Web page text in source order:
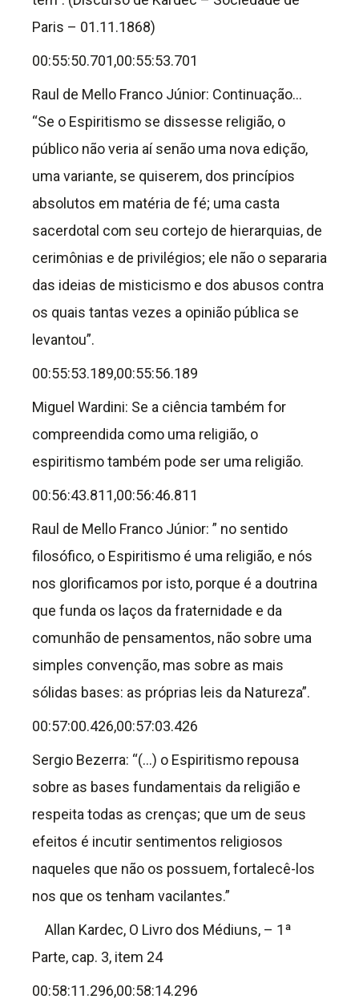
Paris – 01.11.1868)
00:55:50.701,00:55:53.701
Raul de Mello Franco Júnior: Continuação…
“Se o Espiritismo se dissesse religião, o
público não veria aí senão uma nova edição,
uma variante, se quiserem, dos princípios
absolutos em matéria de fé; uma casta
sacerdotal com seu cortejo de hierarquias, de
cerimônias e de privilégios; ele não o separaria
das ideias de misticismo e dos abusos contra
os quais tantas vezes a opinião pública se
levantou”.
00:55:53.189,00:55:56.189
Miguel Wardini: Se a ciência também for
compreendida como uma religião, o
espiritismo também pode ser uma religião.
00:56:43.811,00:56:46.811
Raul de Mello Franco Júnior: ” no sentido
filosófico, o Espiritismo é uma religião, e nós
nos glorificamos por isto, porque é a doutrina
que funda os laços da fraternidade e da
comunhão de pensamentos, não sobre uma
simples convenção, mas sobre as mais
sólidas bases: as próprias leis da Natureza”.
00:57:00.426,00:57:03.426
Sergio Bezerra: “(…) o Espiritismo repousa
sobre as bases fundamentais da religião e
respeita todas as crenças; que um de seus
efeitos é incutir sentimentos religiosos
naqueles que não os possuem, fortalecê-los
nos que os tenham vacilantes.”
Allan Kardec, O Livro dos Médiuns, – 1ª
Parte, cap. 3, item 24
00:58:11.296,00:58:14.296